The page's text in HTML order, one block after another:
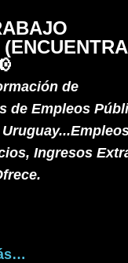
Ir al contenido
de
de Empleos
Ingresos